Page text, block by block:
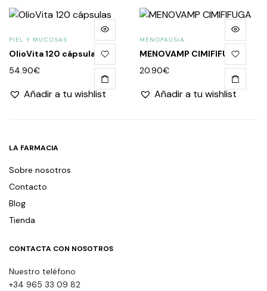
PIEL Y MUCOSAS
OlioVita 120 cápsulas
54.90€
Añadir a tu wishlist
MENOPAUSIA
MENOVAMP CIMIFIFUGA
20.90€
Añadir a tu wishlist
LA FARMACIA
Sobre nosotros
Contacto
Blog
Tienda
CONTACTA CON NOSOTROS
Nuestro teléfono
+34 965 33 09 82